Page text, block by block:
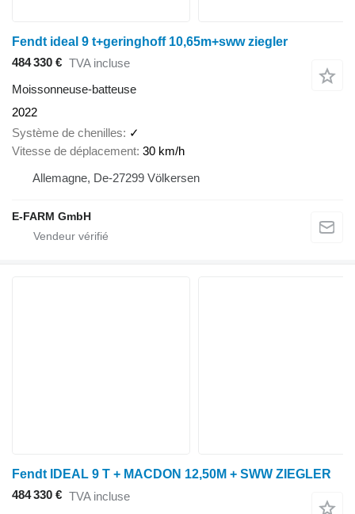
Fendt ideal 9 t+geringhoff 10,65m+sww ziegler
484 330 € TVA incluse
Moissonneuse-batteuse
2022
Système de chenilles
✓
Vitesse de déplacement 30 km/h
Allemagne, De-27299 Völkersen
E-FARM GmbH
Fendt IDEAL 9 T + MACDON 12,50M + SWW ZIEGLER
484 330 € TVA incluse